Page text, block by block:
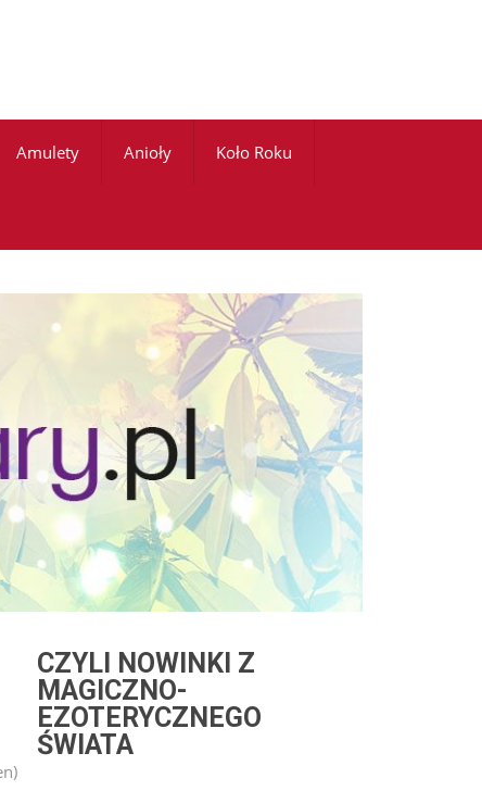
Amulety Anioły Koło Roku
CZYLI NOWINKI Z
MAGICZNO-
EZOTERYCZNEGO
ŚWIATA